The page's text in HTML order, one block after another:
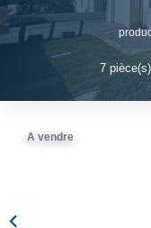
7pièce(s)
A vendre